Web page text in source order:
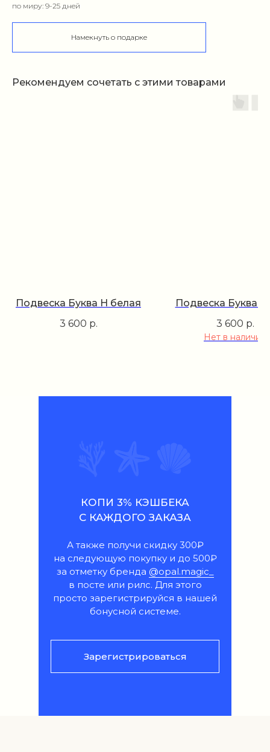
по миру: 9-25 дней
Намекнуть о подарке
Рекомендуем сочетать с этими товарами
Подвеска Буква H белая
3 600 р.
Подвеска Буква
3 600 р.
Нет в наличии
КОПИ 3% КЭШБЕКА
С КАЖДОГО ЗАКАЗА
Зарегистрироваться
А также получи скидку 300₽
на следующую покупку и до 500₽
за отметку бренда @opal.magic_
в посте или рилс. Для этого
просто зарегистрируйся в нашей
бонусной системе.